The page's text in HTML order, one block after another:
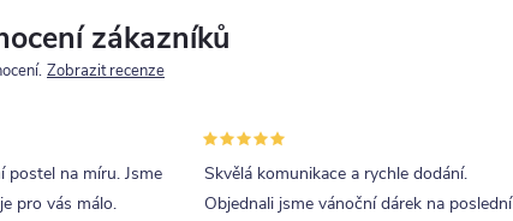
zákazníků
Zobrazit recenze
postel na míru. Jsme
pro vás málo.
Skvělá komunikace a rychle dodání.
Objednali jsme vánoční dárek na poslední